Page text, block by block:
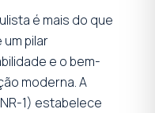
é mais do que
pilar
e o bem-
moderna. A
1) estabelece